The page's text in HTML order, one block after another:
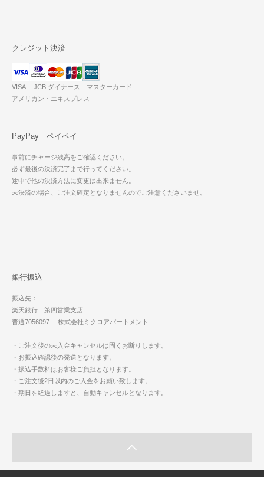
クレジット決済
VISA JCB ダイナース マスターカード
アメリカン・エキスプレス
PayPay ペイペイ
事前にチャージ残高をご確認ください。
必ず最後の決済完了まで行ってください。
途中で他の決済方法に変更は出来ません。
未決済の場合、ご注文確定となりませんのでご注意くださいませ。
銀行振込
振込先：
楽天銀行 第四営業支店
普通7056097 株式会社ミクロアパートメント
・ご注文後の未入金キャンセルは固くお断りします。
・お振込確認後の発送となります。
・振込手数料はお客様ご負担となります。
・ご注文後2日以内のご入金をお願い致します。
・期日を経過しますと、自動キャンセルとなります。